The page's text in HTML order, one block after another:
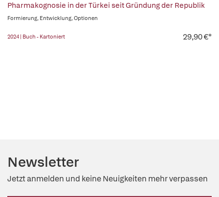
Pharmakognosie in der Türkei seit Gründung der Republik
Formierung, Entwicklung, Optionen
2024 | Buch - Kartoniert 29,90 €*
Newsletter
Jetzt anmelden und keine Neuigkeiten mehr verpassen